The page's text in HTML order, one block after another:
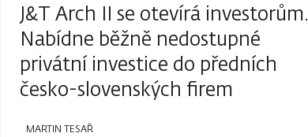
J&T Arch II se otevírá investorům.
Nabídne běžně nedostupné
privátní investice do předních
česko-slovenských firem
MARTIN TESAŘ